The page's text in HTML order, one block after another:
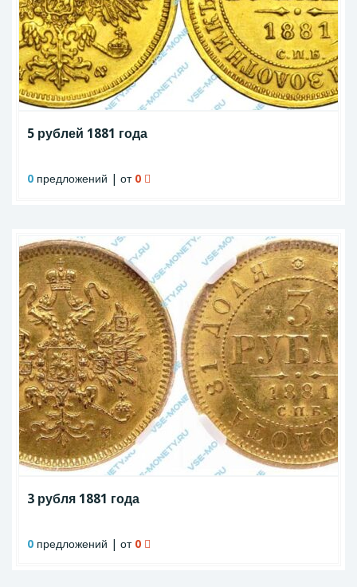
5 рублей 1881 года
0 предложений | от 0
3 рубля 1881 года
0 предложений | от 0